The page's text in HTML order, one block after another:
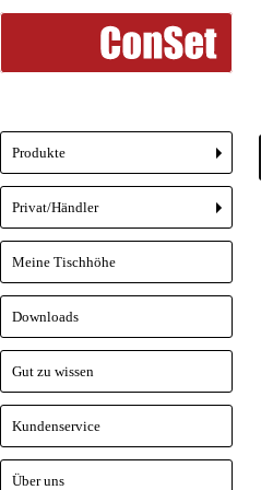
+
Produkte
+
Privat/Händler
Meine Tischhöhe
Downloads
Gut zu wissen
Kundenservice
Über uns